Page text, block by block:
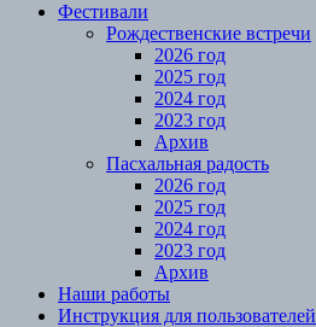
Фестивали
Рождественские встречи
2026 год
2025 год
2024 год
2023 год
Архив
Пасхальная радость
2026 год
2025 год
2024 год
2023 год
Архив
Наши работы
Инструкция для пользователей